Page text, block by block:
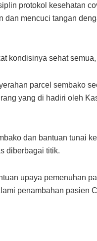
protokol kesehatan
dan mencuci tangan
kondisinya sehat
parcel sembako
yang di hadiri oleh
dan bantuan tunai
diberbagai titik.
upaya pemenuhan
penambahan pasien